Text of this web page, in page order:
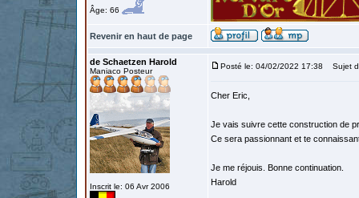
Âge: 66
Revenir en haut de page
de Schaetzen Harold
Maniaco Posteur
Inscrit le: 06 Avr 2006
Posté le: 04/02/2022 17:38 Sujet
Cher Eric,
Je vais suivre cette construction de
Ce sera passionnant et te
Je me réjouis. Bonne continuation.
Harold